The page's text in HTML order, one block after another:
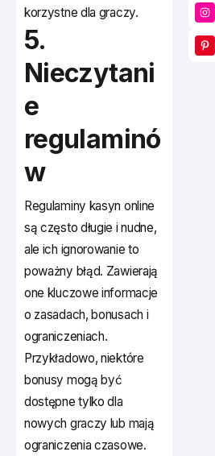
korzystne dla graczy.
5.
Nieczytani
e
regulaminó
w
Regulaminy kasyn online
są często długie i nudne,
ale ich ignorowanie to
poważny błąd. Zawierają
one kluczowe informacje
o zasadach, bonusach i
ograniczeniach.
Przykładowo, niektóre
bonusy mogą być
dostępne tylko dla
nowych graczy lub mają
ograniczenia czasowe.